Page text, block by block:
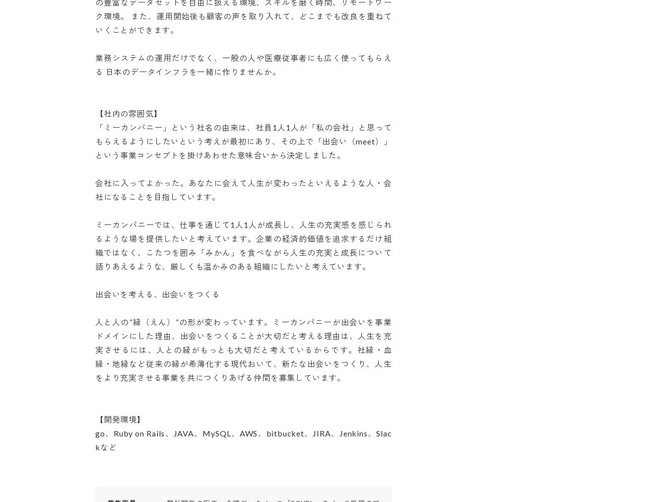
の豊富なデータセットを自由に扱える環境、スキルを磨く時間、リモートワー
ク環境。 また、運用開始後も顧客の声を取り入れて、どこまでも改良を重ねて
いくことができます。
業務システムの運用だけでなく、一般の人や医療従事者にも広く使ってもらえ
る 日本のデータインフラを一緒に作りませんか。
【社内の雰囲気】
「ミーカンパニー」という社名の由来は、社員1人1人が「私の会社」と思って
もらえるようにしたいという考えが最初にあり、その上で「出会い（meet）」
という事業コンセプトを掛けあわせた意味合いから決定しました。
会社に入ってよかった。あなたに会えて人生が変わったといえるような人・会
社になることを目指しています。
ミーカンパニーでは、仕事を通じて1人1人が成長し、人生の充実感を感じられ
るような場を提供したいと考えています。企業の経済的価値を追求するだけ組
織ではなく、こたつを囲み「みかん」を食べながら人生の充実と成長について
語りあえるような、厳しくも温かみのある組織にしたいと考えています。
出会いを考える、出会いをつくる
人と人の“縁（えん）”の形が変わっています。ミーカンパニーが出会いを事業
ドメインにした理由、出会いをつくることが大切だと考える理由は、人生を充
実させるには、人との縁がもっとも大切だと考えているからです。社縁・血
縁・地縁など従来の縁が希薄化する現代おいて、新たな出会いをつくり、人生
をより充実させる事業を共につくりあげる仲間を募集しています。
【開発環境】
go、Ruby on Rails、JAVA、MySQL、AWS、bitbucket、JIRA、Jenkins、Slac
kなど